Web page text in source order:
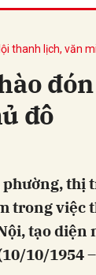
thanh lịch, văn
đô
thị
trong việc
tạo diện
10/1954